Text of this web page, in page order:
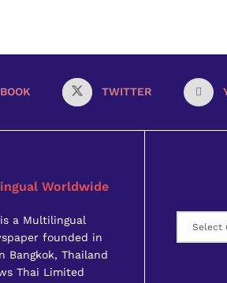
TWITTER
Worldwide
a Multilingual
founded in
Bangkok, Thailand
Thai Limited